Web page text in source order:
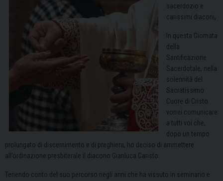
sacerdozio e
carissimi diaconi,
In questa Giornata
della
Santificazione
Sacerdotale, nella
solennità del
Sacratissimo
Cuore di Cristo
vorrei comunicare
a tutti voi che,
dopo un tempo
prolungato di discernimento e di preghiera, ho deciso di ammettere
all’ordinazione presbiterale il diacono Gianluca Caristo.
Tenendo conto del suo percorso negli anni che ha vissuto in seminario e